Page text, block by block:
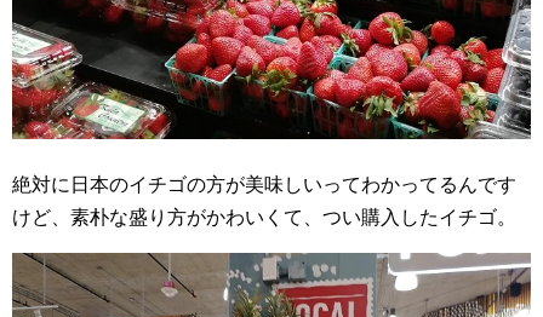
絶対に日本のイチゴの方が美味しいってわかってるんです
けど、素朴な盛り方がかわいくて、つい購入したイチゴ。